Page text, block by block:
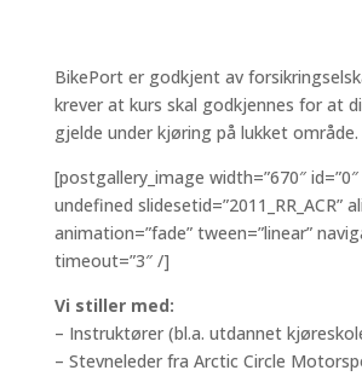
BikePort er godkjent av
krever at kurs skal godkjennes for at
gjelde under kjøring på lukket område.
[postgallery_image width=”670″
undefined slidesetid=”2011_RR_ACR”
animation=”fade” tween=”linear”
timeout=”3″ /]
Vi stiller med:
– Instruktører (bl.a. utdannet
– Stevneleder fra Arctic Circle